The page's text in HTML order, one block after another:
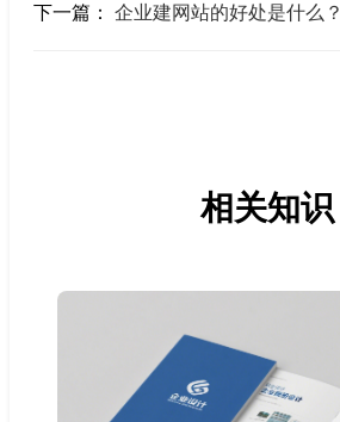
下一篇： 企业建网站的好处是什么？
相关知识